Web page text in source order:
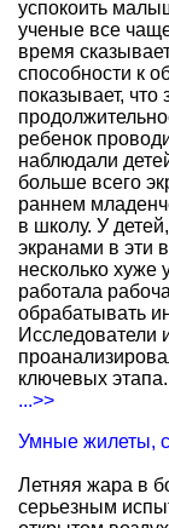
успокоить
ученые все
время
способности к
показывает, что
ребенок
наблюдали
больше всего
раннем
в школу. У
экранами в эти
несколько хуже
работала
обрабатывать
Исследователи
ключевых
...>>
Умные жилеты,
Летняя жара в
серьезным